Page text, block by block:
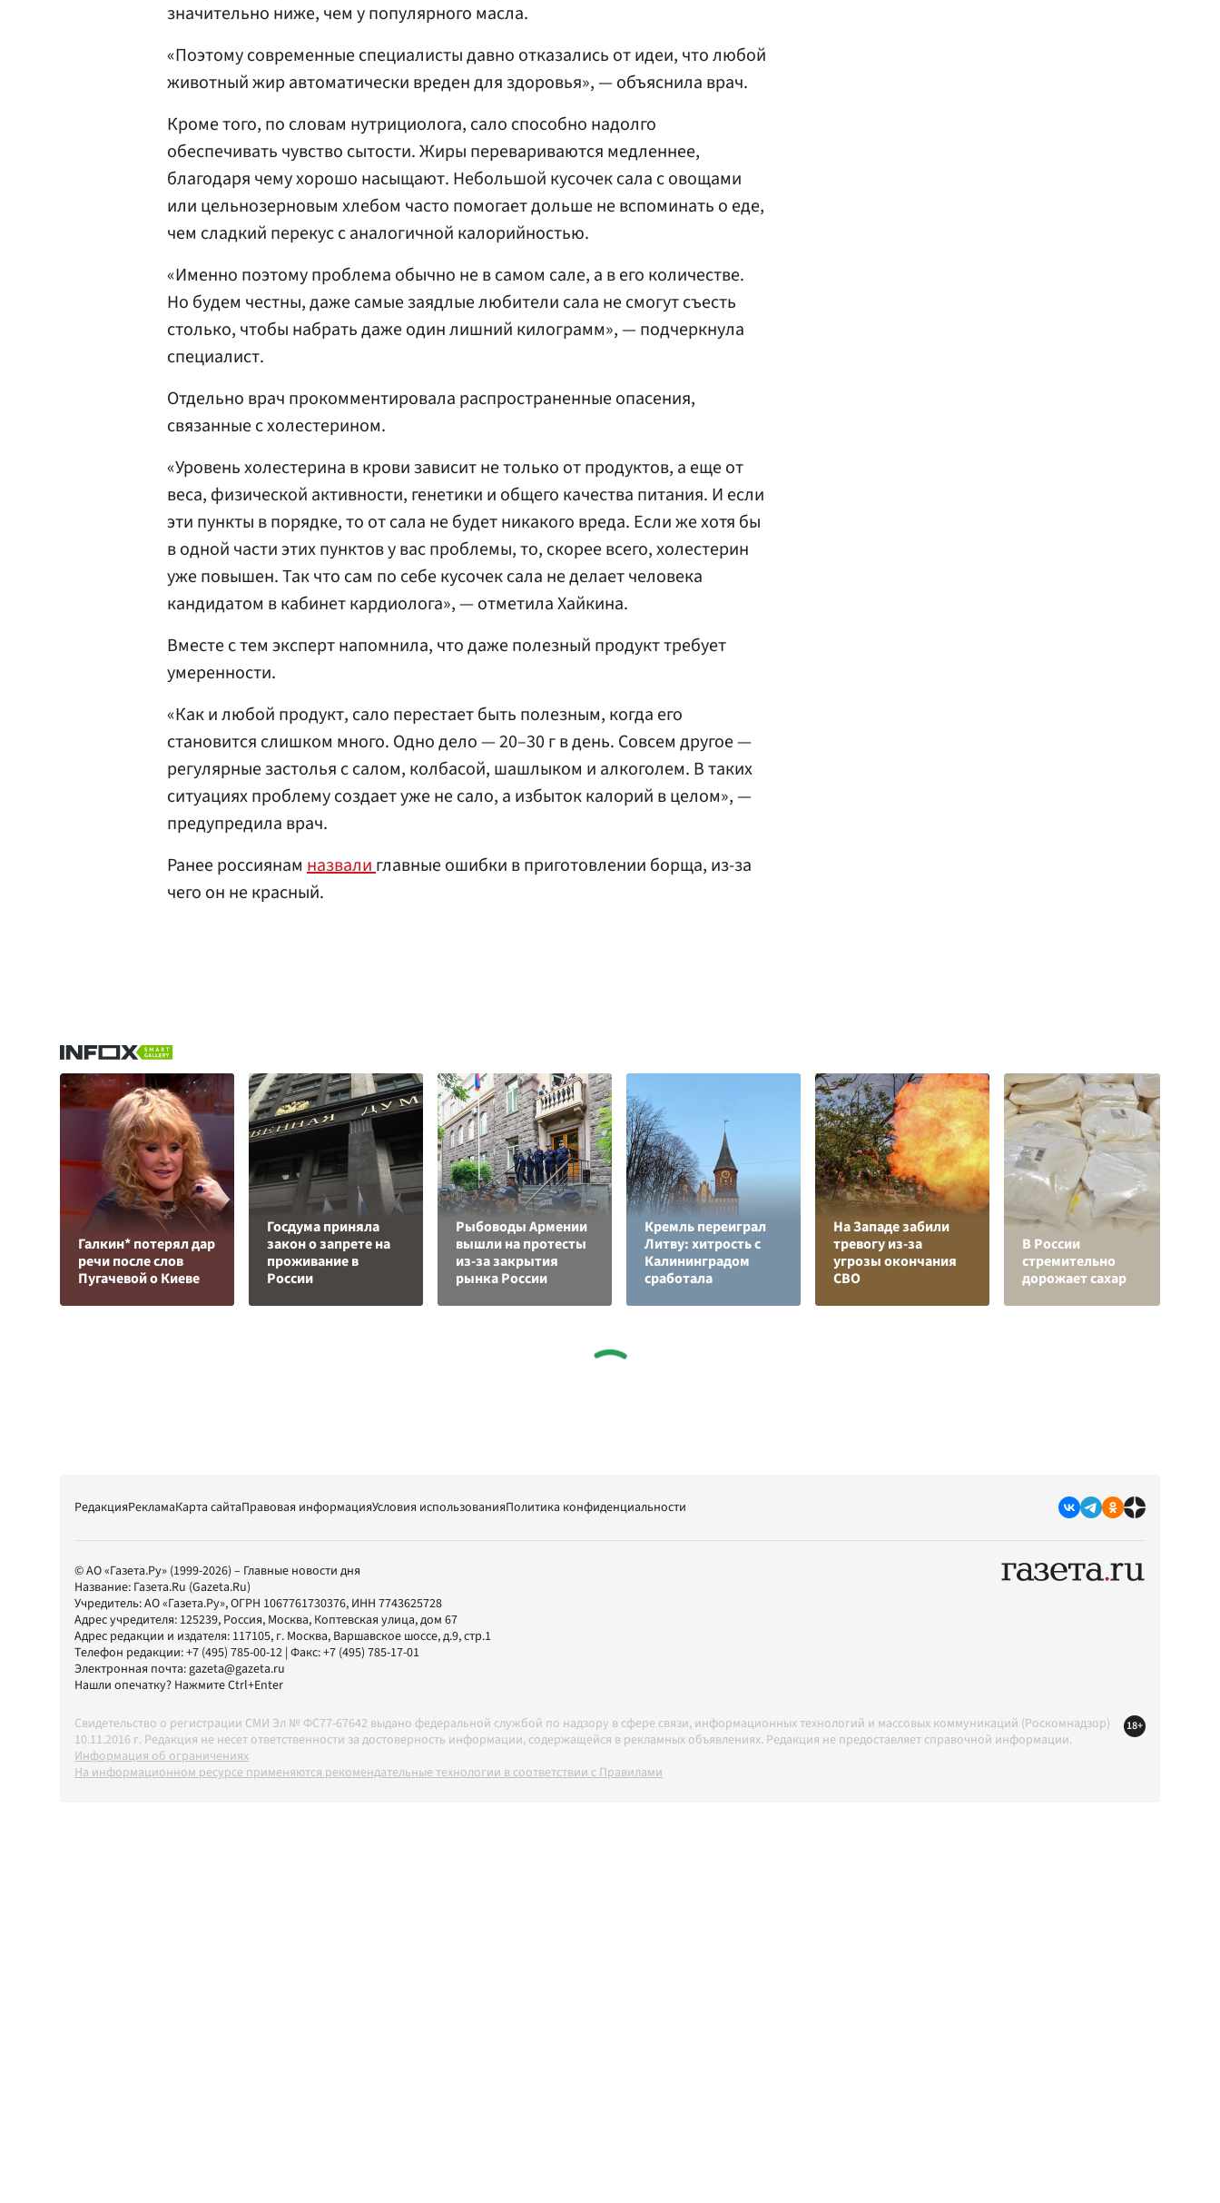
значительно ниже, чем у популярного масла.
«Поэтому современные специалисты давно отказались от идеи, что любой
животный жир автоматически вреден для здоровья», — объяснила врач.
Кроме того, по словам нутрициолога, сало способно надолго
обеспечивать чувство сытости. Жиры перевариваются медленнее,
благодаря чему хорошо насыщают. Небольшой кусочек сала с овощами
или цельнозерновым хлебом часто помогает дольше не вспоминать о еде,
чем сладкий перекус с аналогичной калорийностью.
«Именно поэтому проблема обычно не в самом сале, а в его количестве.
Но будем честны, даже самые заядлые любители сала не смогут съесть
столько, чтобы набрать даже один лишний килограмм», — подчеркнула
специалист.
Отдельно врач прокомментировала распространенные опасения,
связанные с холестерином.
«Уровень холестерина в крови зависит не только от продуктов, а еще от
веса, физической активности, генетики и общего качества питания. И если
эти пункты в порядке, то от сала не будет никакого вреда. Если же хотя бы
в одной части этих пунктов у вас проблемы, то, скорее всего, холестерин
уже повышен. Так что сам по себе кусочек сала не делает человека
кандидатом в кабинет кардиолога», — отметила Хайкина.
Вместе с тем эксперт напомнила, что даже полезный продукт требует
умеренности.
«Как и любой продукт, сало перестает быть полезным, когда его
становится слишком много. Одно дело — 20–30 г в день. Совсем другое —
регулярные застолья с салом, колбасой, шашлыком и алкоголем. В таких
ситуациях проблему создает уже не сало, а избыток калорий в целом», —
предупредила врач.
Ранее россиянам назвалиглавные ошибки в приготовлении борща, из-за
чего он не красный.
Галкин* потерял дар
речи после слов
Пугачевой о Киеве
Госдума приняла
закон о запрете на
проживание в
России
Рыбоводы Армении
вышли на протесты
из-за закрытия
рынка России
Кремль переиграл
Литву: хитрость с
Калининградом
сработала
На Западе забили
тревогу из-за
угрозы окончания
СВО
В России
стремительно
дорожает сахар
РедакцияРекламаКарта сайтаПравовая информацияУсловия использованияПолитика конфиденциальности
© АО «Газета.Ру» (1999-2026) – Главные новости дня
Название: Газета.Ru (Gazeta.Ru)
Учредитель:АО «Газета.Ру», ОГРН 1067761730376, ИНН 7743625728
Адрес учредителя: 125239, Россия, Москва, Коптевская улица, дом 67
Адрес редакции и издателя: 117105, г. Москва, Варшавское шоссе, д.9, стр.1
Телефон редакции:+7 (495) 785-00-12 | Факс:+7 (495) 785-17-01
Электронная почта:gazeta@gazeta.ru
Нашли опечатку? Нажмите Ctrl+Enter
Свидетельство о регистрации СМИ Эл № ФС77-67642 выдано федеральной службой по надзору в сфере связи, информационных технологий и массовых коммуникаций (Роскомнадзор)
10.11.2016 г. Редакция не несет ответственности за достоверность информации, содержащейся в рекламных объявлениях. Редакция не предоставляет справочной информации.
Информация об ограничениях
На информационном ресурсе применяются рекомендательные технологии в соответствии с Правилами
18+